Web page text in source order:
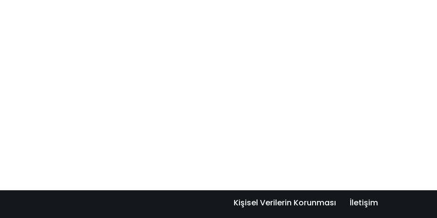
Kişisel Verilerin Korunması İletişim